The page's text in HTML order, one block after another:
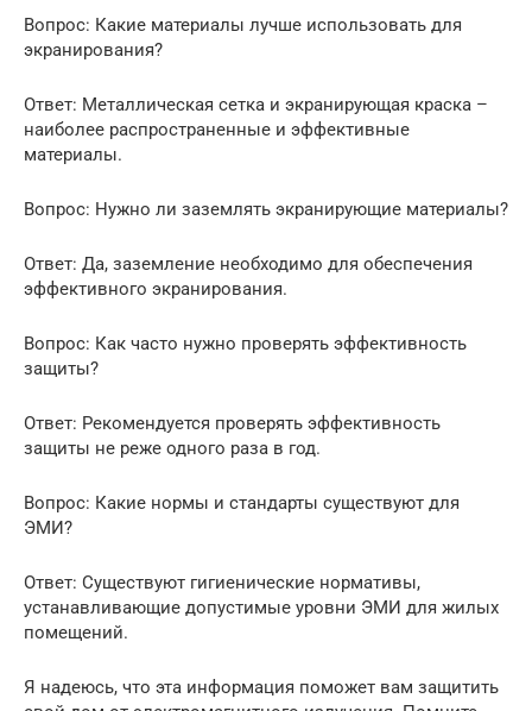
Вопрос: Какие материалы лучше использовать для
экранирования?
Ответ: Металлическая сетка и экранирующая краска –
наиболее распространенные и эффективные
материалы.
Вопрос: Нужно ли заземлять экранирующие материалы?
Ответ: Да, заземление необходимо для обеспечения
эффективного экранирования.
Вопрос: Как часто нужно проверять эффективность
защиты?
Ответ: Рекомендуется проверять эффективность
защиты не реже одного раза в год.
Вопрос: Какие нормы и стандарты существуют для
ЭМИ?
Ответ: Существуют гигиенические нормативы,
устанавливающие допустимые уровни ЭМИ для жилых
помещений.
Я надеюсь, что эта информация поможет вам защитить